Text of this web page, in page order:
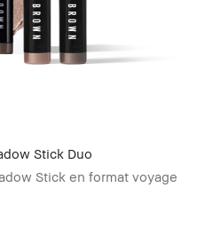
Stick Duo
Stick en format voyage